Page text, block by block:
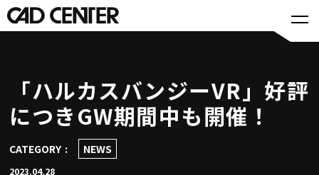
「ハルカスバンジーVR」好評
につきGW期間中も開催！
CATEGORY NEWS
2023.04.28